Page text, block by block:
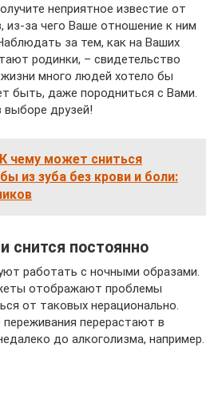
неприятное известие от
из-за чего Ваше отношение к ним
за тем, как на Ваших
родинки, – свидетельство
много людей хотело бы
быть, даже породниться с Вами.
выборе друзей!
К чему может сниться
из зуба без крови и боли:
снится постоянно
работать с ночными образами.
отображают проблемы
от таковых нерационально.
перерастают в
до алкоголизма, например.